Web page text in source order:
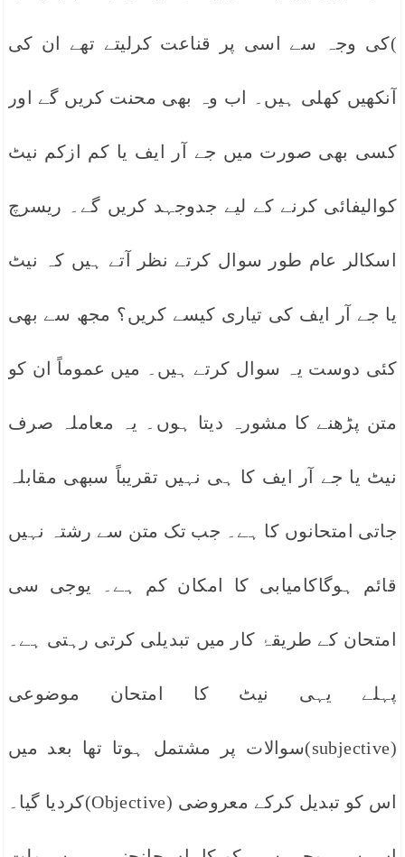
)کی وجہ سے اسی پر قناعت کرلیتے تھے ان کی
آنکھیں کھلی ہیں۔ اب وہ بھی محنت کریں گے اور
کسی بھی صورت میں جے آر ایف یا کم ازکم نیٹ
کوالیفائی کرنے کے لیے جدوجہد کریں گے۔ ریسرچ
اسکالر عام طور سوال کرتے نظر آتے ہیں کہ نیٹ
یا جے آر ایف کی تیاری کیسے کریں؟ مجھ سے بھی
کئی دوست یہ سوال کرتے ہیں۔ میں عموماً ان کو
متن پڑھنے کا مشورہ دیتا ہوں۔ یہ معاملہ صرف
نیٹ یا جے آر ایف کا ہی نہیں تقریباً سبھی مقابلہ
جاتی امتحانوں کا ہے۔ جب تک متن سے رشتہ نہیں
قائم ہوگاکامیابی کا امکان کم ہے۔ یوجی سی
امتحان کے طریقۂ کار میں تبدیلی کرتی رہتی ہے۔
پہلے یہی نیٹ کا امتحان موضوعی
(subjective)سوالات پر مشتمل ہوتا تھا بعد میں
اس کو تبدیل کرکے معروضی (Objective)کردیا گیا۔